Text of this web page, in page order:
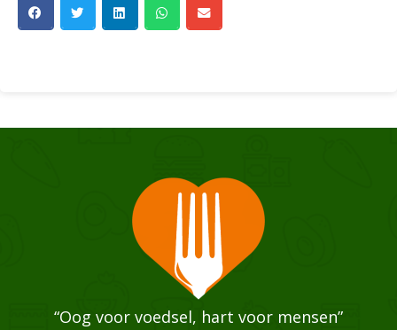
“Oog voor voedsel, hart voor mensen”